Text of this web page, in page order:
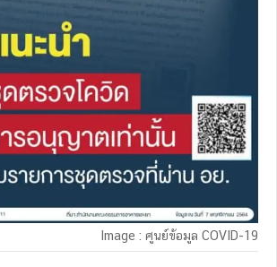
Image : ศูนย์ข้อมูล COVID-19